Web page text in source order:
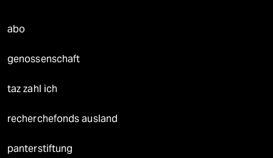
abo
genossenschaft
taz zahl ich
recherchefonds ausland
panterstiftung